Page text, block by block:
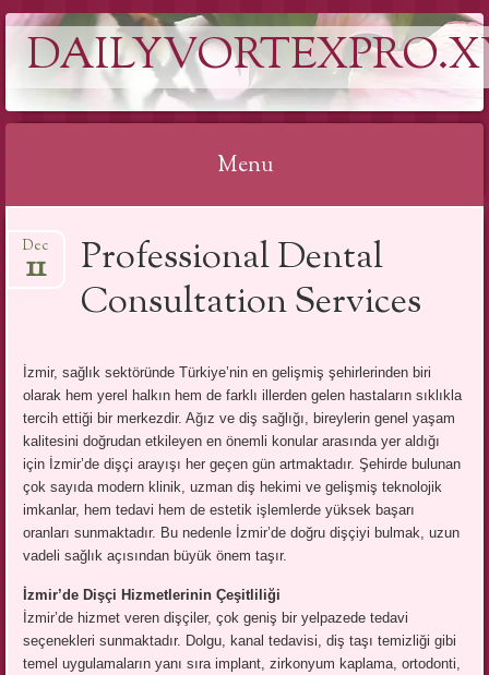
Menu
to
Professional Dental
Consultation Services
Dec
11
İzmir, sağlık sektöründe Türkiye’nin en gelişmiş şehirlerinden biri
olarak hem yerel halkın hem de farklı illerden gelen hastaların sıklıkla
tercih ettiği bir merkezdir. Ağız ve diş sağlığı, bireylerin genel yaşam
kalitesini doğrudan etkileyen en önemli konular arasında yer aldığı
için İzmir’de dişçi arayışı her geçen gün artmaktadır. Şehirde bulunan
çok sayıda modern klinik, uzman diş hekimi ve gelişmiş teknolojik
imkanlar, hem tedavi hem de estetik işlemlerde yüksek başarı
oranları sunmaktadır. Bu nedenle İzmir’de doğru dişçiyi bulmak, uzun
vadeli sağlık açısından büyük önem taşır.
İzmir’de Dişçi Hizmetlerinin Çeşitliliği
İzmir’de hizmet veren dişçiler, çok geniş bir yelpazede tedavi
seçenekleri sunmaktadır. Dolgu, kanal tedavisi, diş taşı temizliği gibi
temel uygulamaların yanı sıra implant, zirkonyum kaplama, ortodonti,